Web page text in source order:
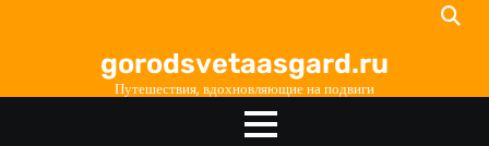
gorodsvetaasgard.ru
Путешествия, вдохновляющие на подвиги